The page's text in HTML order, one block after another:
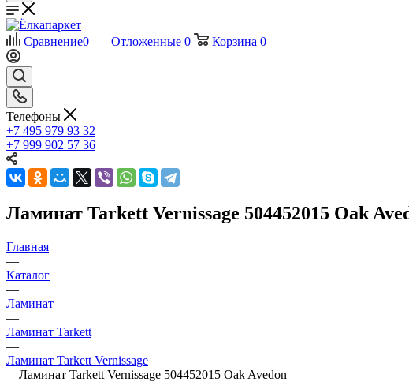
Сравнение0 Отложенные 0 Корзина 0
Телефоны
+7 495 979 93 32
+7 999 902 57 36
Ламинат Tarkett Vernissage 504452015 Oak
Главная
—
Каталог
—
Ламинат
—
Ламинат Tarkett
—
Ламинат Tarkett Vernissage
—Ламинат Tarkett Vernissage 504452015 Oak Avedon